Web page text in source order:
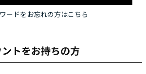
ードをお忘れの方はこちら
トをお持ちの方